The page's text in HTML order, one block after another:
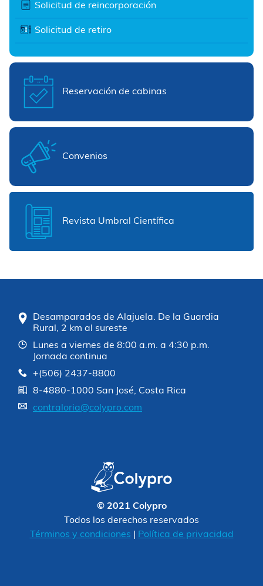
Solicitud de reincorporación
Solicitud de retiro
Reservación de cabinas
Convenios
Revista Umbral Científica
Desamparados de Alajuela. De la Guardia
Rural, 2 km al sureste
Lunes a viernes de 8:00 a.m. a 4:30 p.m.
Jornada continua
+(506) 2437-8800
8-4880-1000 San José, Costa Rica
contraloria@colypro.com
© 2021 Colypro
Todos los derechos reservados
Términos y condiciones
Política de privacidad